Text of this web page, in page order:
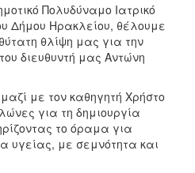
Πολυδύναμο Ιατρικό
Δήμου Ηρακλείου, θέλουμε
θλίψη μας για την
διευθυντή μας Αντώνη
με τον καθηγητή Χρήστο
για τη δημιουργία
το όραμα για
υγείας, με σεμνότητα και